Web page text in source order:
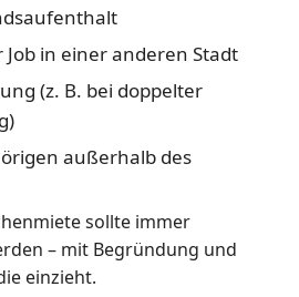
in einer anderen Stadt
(z. B. bei doppelter
außerhalb des
sollte immer
– mit Begründung und
einzieht.